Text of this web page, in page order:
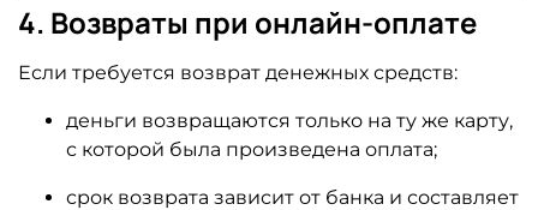
4. Возвраты при онлайн-оплате
Если требуется возврат денежных средств:
деньги возвращаются только на ту же карту,
с которой была произведена оплата;
срок возврата зависит от банка и составляет